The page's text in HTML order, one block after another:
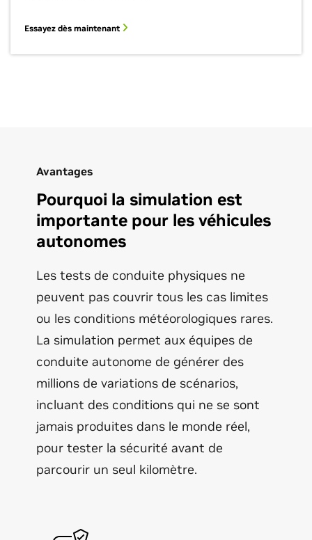
Essayez dès maintenant
Avantages
Pourquoi la simulation est
importante pour les véhicules
autonomes
Les tests de conduite physiques ne
peuvent pas couvrir tous les cas limites
ou les conditions météorologiques rares.
La simulation permet aux équipes de
conduite autonome de générer des
millions de variations de scénarios,
incluant des conditions qui ne se sont
jamais produites dans le monde réel,
pour tester la sécurité avant de
parcourir un seul kilomètre.